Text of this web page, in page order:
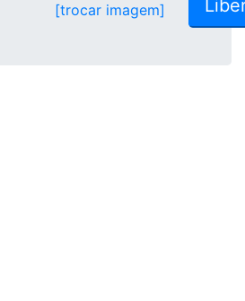
[trocar imagem]